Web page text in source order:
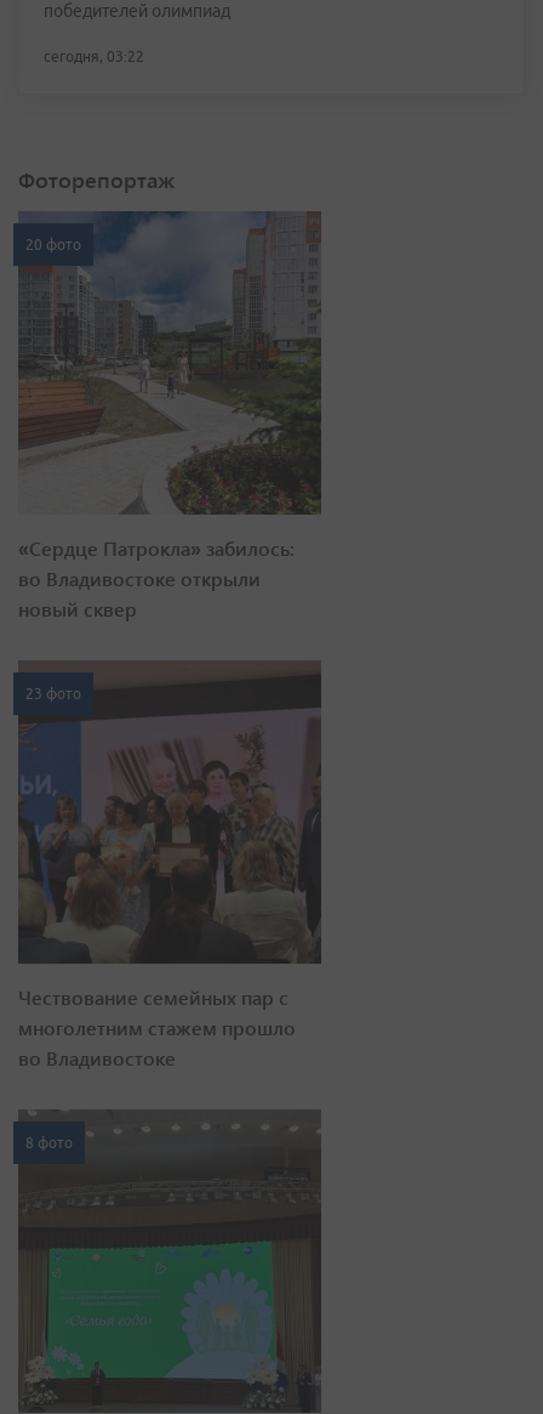
победителей олимпиад
сегодня, 03:22
Фоторепортаж
20 фото
«Сердце Патрокла» забилось:
во Владивостоке открыли
новый сквер
23 фото
Чествование семейных пар с
многолетним стажем прошло
во Владивостоке
8 фото